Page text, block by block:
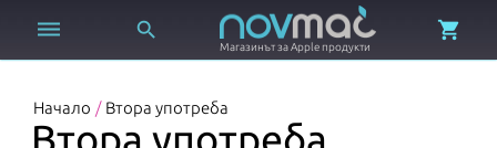
 
Магазинът за Apple продукти

Начало / Втора употреба
Втора употреба